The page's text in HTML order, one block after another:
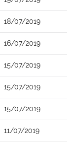
18/07/2019
16/07/2019
15/07/2019
15/07/2019
15/07/2019
11/07/2019